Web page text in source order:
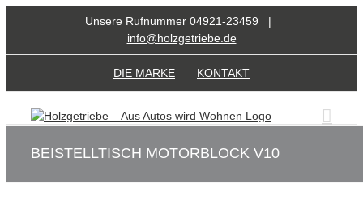
Unsere Rufnummer 04921-23459 |
info@holzgetriebe.de
DIE MARKE KONTAKT
BEISTELLTISCH MOTORBLOCK V10